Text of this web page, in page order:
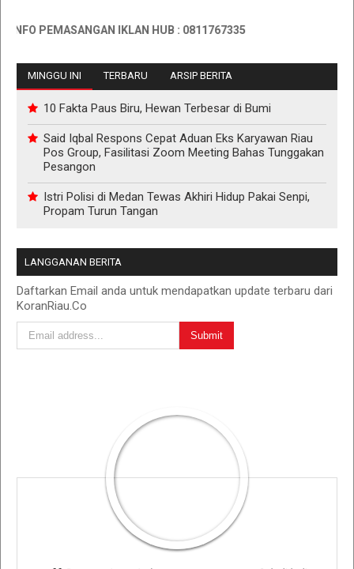
PEMASANGAN IKLAN HUB : 0811767335
MINGGU INI TERBARU ARSIP BERITA
10 Fakta Paus Biru, Hewan Terbesar di Bumi
Said Iqbal Respons Cepat Aduan Eks Karyawan Riau
Pos Group, Fasilitasi Zoom Meeting Bahas Tunggakan
Pesangon
Istri Polisi di Medan Tewas Akhiri Hidup Pakai Senpi,
Propam Turun Tangan
LANGGANAN BERITA
Daftarkan Email anda untuk mendapatkan update terbaru dari
KoranRiau.Co